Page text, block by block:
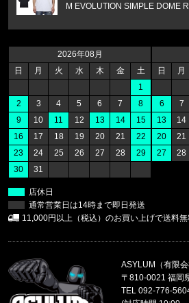
ASYLUM（有限会
〒810-0021 福岡
TEL 092-776-
2026年08月
日
月 火 水 木 金
土
1
2
3 4 5 6 7
8
9
10 11 12 13 14
15
16
17 18 19 20 21
22
23
24 25 26 27 28
29
30
31
日
月
6
7
13
14
20
21
27
28
店休日
通常営業日は14時まで即日発送
11,000円以上（税込）のお買い上げで送料
M EVOLUTION SIMPLE DOME R
THE NORTH FACE/ノースフェイス
M BOX NSE ENERGY
福岡県のお客様ご注文ありがと
CALVIN KLEIN/カルバンクライン
SWIM TRUNK CB4VPH13 //865
福岡県のお客様ご注文ありがと
福岡県のお客様ご注文ありがとう
'47 MVP メッシュキャップ ヤン
福岡県のお客様ご注文ありがと
COLUMBIA/コロンビア
パナシーア 25L バックパック